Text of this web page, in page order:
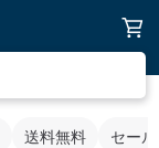
送料無料 セー